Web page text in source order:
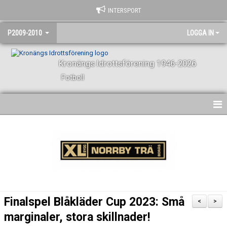
INTERSPORT
P2009-2010 LOGGA IN
Kronängs Idrottsförening 1946-2026
Fotboll
TRUPPEN
>
<
Finalspel Blåkläder Cup 2023: Små
marginaler, stora skillnader!